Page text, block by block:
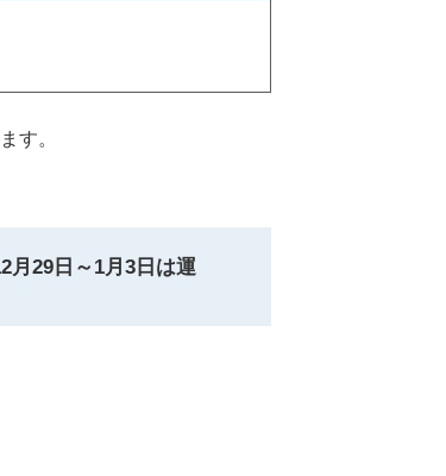
す。
月29日～1月3日は運